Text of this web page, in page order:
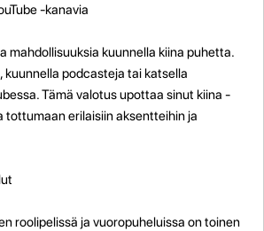
-kanavia
mahdollisuuksia kuunnella kiina puhetta.
kuunnella podcasteja tai katsella
Tämä valotus upottaa sinut kiina -
tottumaan erilaisiin aksentteihin ja
roolipelissä ja vuoropuheluissa on toinen